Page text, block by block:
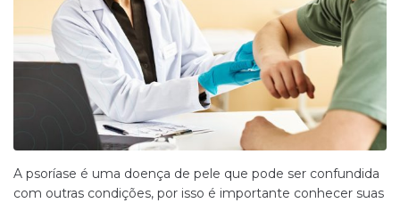
A psoríase é uma doença de pele que pode ser confundida
com outras condições, por isso é importante conhecer suas